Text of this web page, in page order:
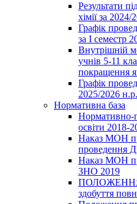
Результати
хімії за 2024/
Графік
за І семестр
Внутрішній
учнів 5-11
покращення
Графік
2025/2026 н.р.
Нормативна база
Нормативно-
освіти 2018-
Наказ МОН
проведення
Наказ МОН
ЗНО 2019
ПОЛОЖЕННЯ
здобуття